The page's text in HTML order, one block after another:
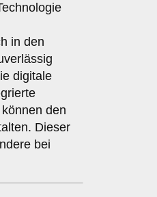
in den
digitale
den
Dieser
bei